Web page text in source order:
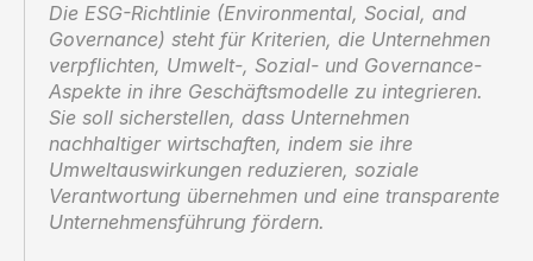
Die ESG-Richtlinie (Environmental, Social, and
Governance) steht für Kriterien, die Unternehmen
verpflichten, Umwelt-, Sozial- und Governance-
Aspekte in ihre Geschäftsmodelle zu integrieren.
Sie soll sicherstellen, dass Unternehmen
nachhaltiger wirtschaften, indem sie ihre
Umweltauswirkungen reduzieren, soziale
Verantwortung übernehmen und eine transparente
Unternehmensführung fördern.